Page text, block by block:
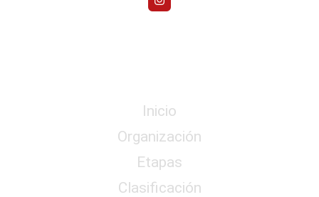
Inicio
Organización
Etapas
Clasificación